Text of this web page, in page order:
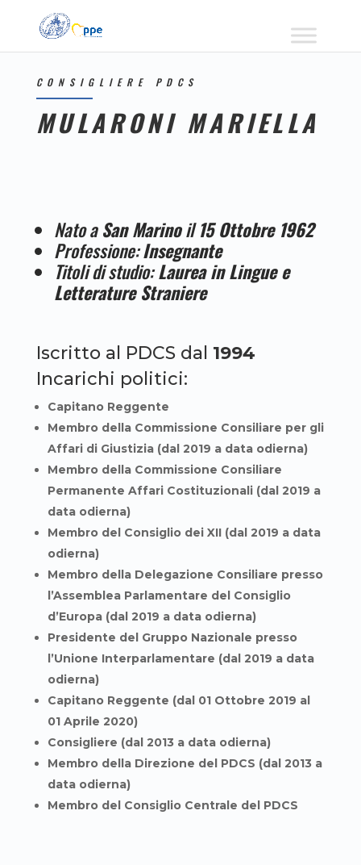
CONSIGLIERE PDCS
MULARONI MARIELLA
Nato aSan Marinoil15 Ottobre 1962
Professione:Insegnante
Titoli di studio:Laurea in Lingue e
Letterature Straniere
Iscritto al PDCS dal 1994
Incarichi politici:
Capitano Reggente
Membro della Commissione Consiliare per gli
Affari di Giustizia (dal 2019 a data odierna)
Membro della Commissione Consiliare
Permanente Affari Costituzionali (dal 2019 a
data odierna)
Membro del Consiglio dei XII (dal 2019 a data
odierna)
Membro della Delegazione Consiliare presso
l’Assemblea Parlamentare del Consiglio
d’Europa (dal 2019 a data odierna)
Presidente del Gruppo Nazionale presso
l’Unione Interparlamentare (dal 2019 a data
odierna)
Capitano Reggente (dal 01 Ottobre 2019 al
01 Aprile 2020)
Consigliere (dal 2013 a data odierna)
Membro della Direzione del PDCS (dal 2013 a
data odierna)
Membro del Consiglio Centrale del PDCS